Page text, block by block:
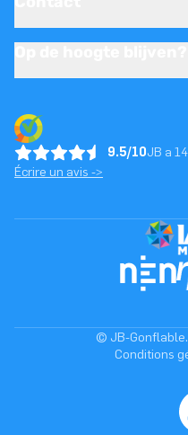
9.5/10JB a
Écrire un avis ->
© JB-
Conditions